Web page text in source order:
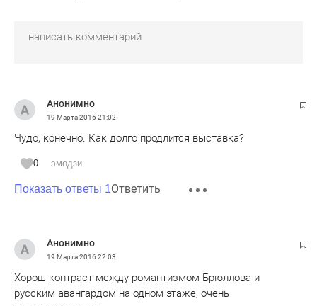
Анонимно
19 Марта 2016 21:02
Чудо, конечно. Как долго продлится выставка?
0 эмодзи
Показать ответы 1Ответить
Анонимно
19 Марта 2016 22:03
Хорош контраст между романтизмом Брюллова и
русским авангардом на одном этаже, очень